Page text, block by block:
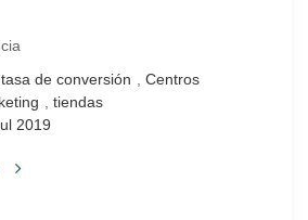
tasa de conversión
Centros
tiendas
2019